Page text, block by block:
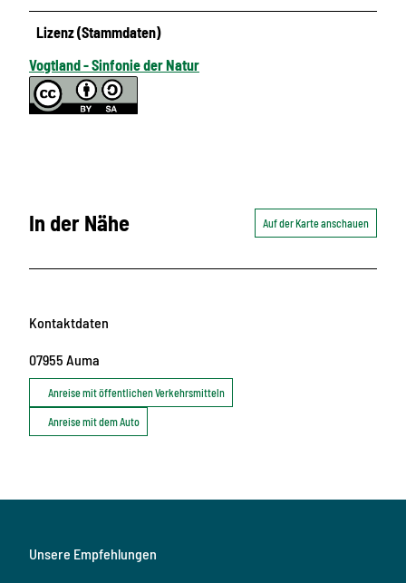
Lizenz (Stammdaten)
Vogtland - Sinfonie der Natur
In der Nähe Auf der Karte anschauen
Kontaktdaten
07955 Auma
Anreise mit öffentlichen Verkehrsmitteln
Anreise mit dem Auto
Unsere Empfehlungen